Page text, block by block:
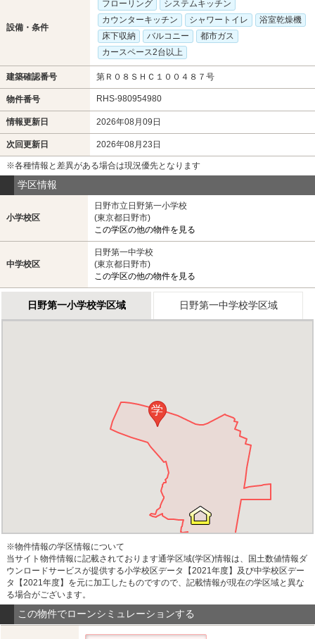
設備・条件
フローリング
システムキッチン
カウンターキッチン
シャワートイレ
浴室乾燥機
床下収納
バルコニー
都市ガス
カースペース2台以上
建築確認番号 第Ｒ０８ＳＨＣ１００４８７号
物件番号 RHS-980954980
情報更新日 2026年08月09日
次回更新日 2026年08月23日
※各種情報と差異がある場合は現況優先となります
学区情報
小学校区
日野市立日野第一小学校
(東京都日野市)
この学区の他の物件を見る
中学校区
日野第一中学校
(東京都日野市)
この学区の他の物件を見る
日野第一小学校学区域 日野第一中学校学区域
学
※物件情報の学区情報について
当サイト物件情報に記載されております通学区域(学区)情報は、国土数値情報ダ
ウンロードサービスが提供する小学校区データ【2021年度】及び中学校区デー
タ【2021年度】を元に加工したものですので、記載情報が現在の学区域と異な
る場合がございます。
この物件でローンシミュレーションする